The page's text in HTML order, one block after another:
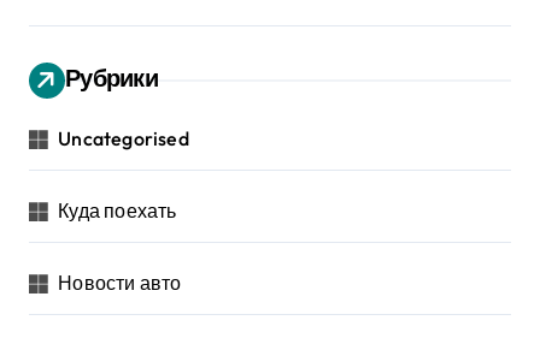
Рубрики
Uncategorised
Куда поехать
Новости авто